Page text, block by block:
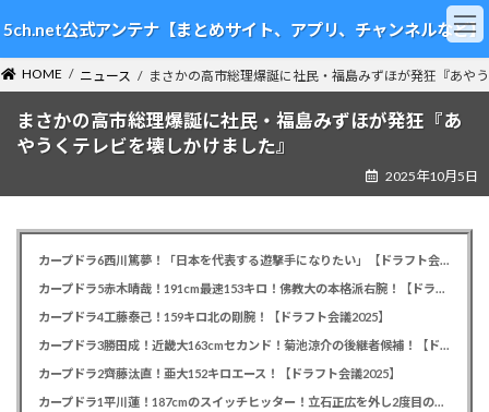
ン
テ
ン
ツ
ビ
ゲ
ー
シ
5ch.net公式アンテナ【まとめサイト、アプリ、チャンネルなど】
HOME ニュース まさかの高市総理爆誕に社民・福島みずほが発狂『あや
まさかの高市総理爆誕に社民・福島みずほが発狂『あ
やうくテレビを壊しかけました』
2025年10月5日
カープドラ6西川篤夢！「日本を代表する遊撃手になりたい」【ドラフト会議2025】
カープドラ5赤木晴哉！191cm最速153キロ！佛教大の本格派右腕！【ドラフト会議2025】
カープドラ4工藤泰己！159キロ北の剛腕！【ドラフト会議2025】
カープドラ3勝田成！近畿大163cmセカンド！菊池涼介の後継者候補！【ドラフト会議2025】
カープドラ2齊藤汰直！亜大152キロエース！【ドラフト会議2025】
カープドラ1平川蓮！187cmのスイッチヒッター！立石正広を外し2度目の重複も新井監督がクジを引き当てる！【ドラフト会議2025】